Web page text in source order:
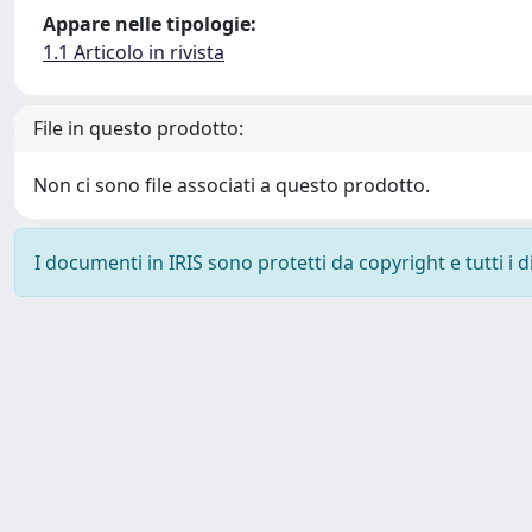
Appare nelle tipologie:
1.1 Articolo in rivista
File in questo prodotto:
Non ci sono file associati a questo prodotto.
I documenti in IRIS sono protetti da copyright e tutti i